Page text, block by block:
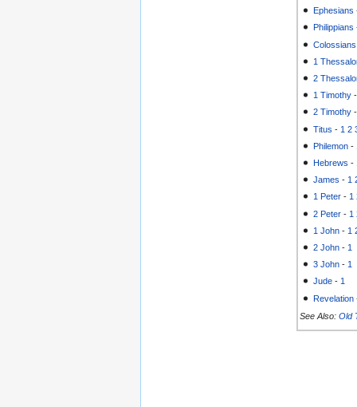
Ephesians
Philippians
Colossians
1
2
1 Timothy
2 Timothy
Titus - 1 2
Philemon -
Hebrews -
James - 1
1 Peter -1
2 Peter - 1
1 John - 1
2 John - 1
3 John - 1
Jude -1
Revelation
See Also: Old